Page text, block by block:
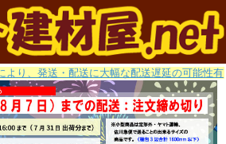
り、発送・配送に大幅な配送遅延の可能性有